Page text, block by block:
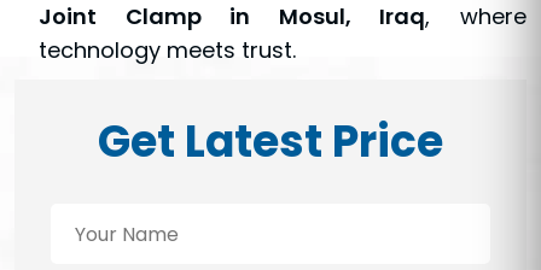
Joint Clamp in Mosul, Iraq, where
technology meets trust.
Get Latest Price